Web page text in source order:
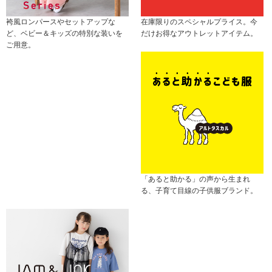
袴風ロンパースやセットアップな
ど、ベビー＆キッズの特別な装いを
ご用意。
在庫限りのスペシャルプライス。今
だけお得なアウトレットアイテム。
「あると助かる」の声から生まれ
る、子育て目線の子供服ブランド。